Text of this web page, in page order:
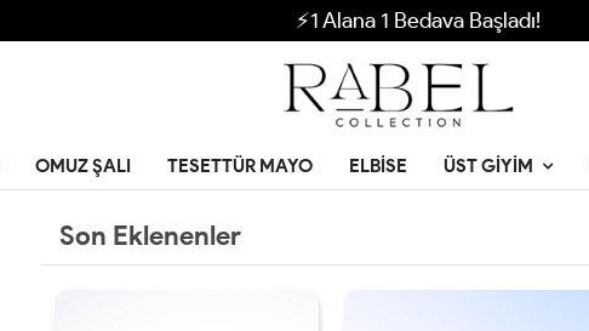
⚡1 Alana 1 Bedava Başladı!
OMUZ ŞALI TESETTÜR MAYO ELBISE ÜST GIYIM
Son Eklenenler